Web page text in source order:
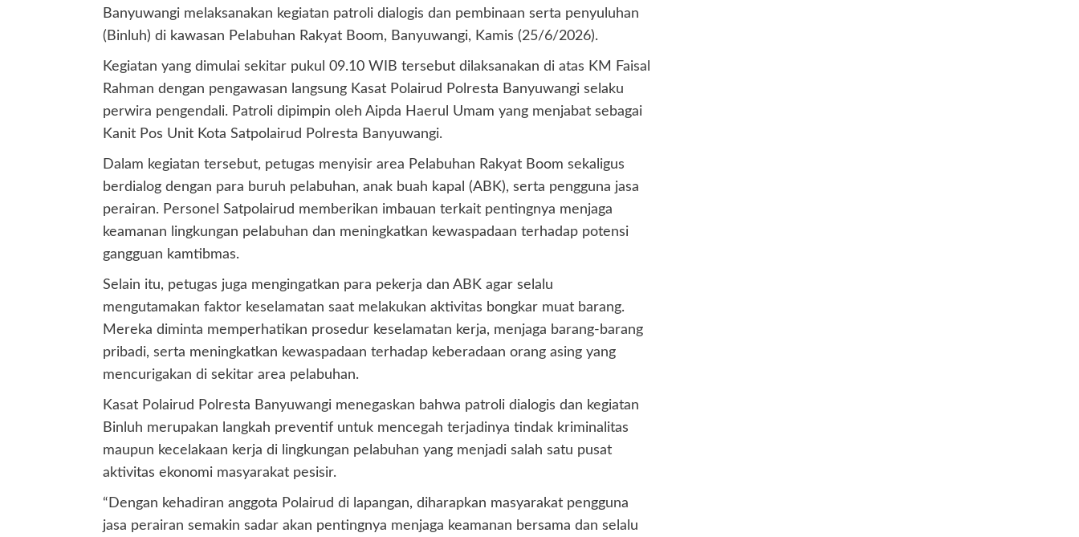
Banyuwangi melaksanakan kegiatan patroli dialogis dan pembinaan serta penyuluhan
(Binluh) di kawasan Pelabuhan Rakyat Boom, Banyuwangi, Kamis (25/6/2026).
Kegiatan yang dimulai sekitar pukul 09.10 WIB tersebut dilaksanakan di atas KM Faisal
Rahman dengan pengawasan langsung Kasat Polairud Polresta Banyuwangi selaku
perwira pengendali. Patroli dipimpin oleh Aipda Haerul Umam yang menjabat sebagai
Kanit Pos Unit Kota Satpolairud Polresta Banyuwangi.
Dalam kegiatan tersebut, petugas menyisir area Pelabuhan Rakyat Boom sekaligus
berdialog dengan para buruh pelabuhan, anak buah kapal (ABK), serta pengguna jasa
perairan. Personel Satpolairud memberikan imbauan terkait pentingnya menjaga
keamanan lingkungan pelabuhan dan meningkatkan kewaspadaan terhadap potensi
gangguan kamtibmas.
Selain itu, petugas juga mengingatkan para pekerja dan ABK agar selalu
mengutamakan faktor keselamatan saat melakukan aktivitas bongkar muat barang.
Mereka diminta memperhatikan prosedur keselamatan kerja, menjaga barang-barang
pribadi, serta meningkatkan kewaspadaan terhadap keberadaan orang asing yang
mencurigakan di sekitar area pelabuhan.
Kasat Polairud Polresta Banyuwangi menegaskan bahwa patroli dialogis dan kegiatan
Binluh merupakan langkah preventif untuk mencegah terjadinya tindak kriminalitas
maupun kecelakaan kerja di lingkungan pelabuhan yang menjadi salah satu pusat
aktivitas ekonomi masyarakat pesisir.
“Dengan kehadiran anggota Polairud di lapangan, diharapkan masyarakat pengguna
jasa perairan semakin sadar akan pentingnya menjaga keamanan bersama dan selalu